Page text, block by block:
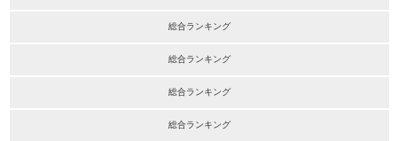
総合ランキング
総合ランキング
総合ランキング
総合ランキング